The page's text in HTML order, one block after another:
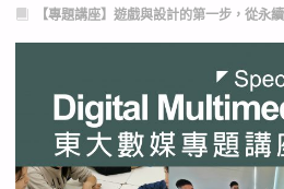
SIZE
【專題講座】遊戲與設計的第一步，從永